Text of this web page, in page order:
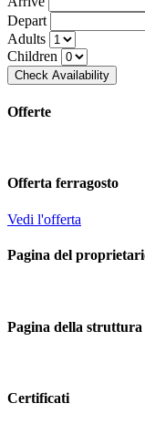
Depart
Adults
Children
Offerte
Offerta ferragosto
Vedi l'offerta
Pagina del
Pagina della struttura
Certificati